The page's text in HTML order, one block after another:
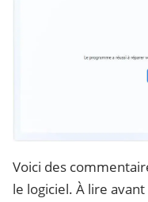
Voici des
le logiciel. À lire